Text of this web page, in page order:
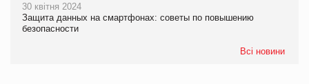
30 квітня 2024
Защита данных на смартфонах: советы по повышению
безопасности
Всі новини